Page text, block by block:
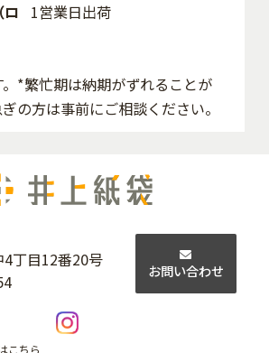
1営業日出荷
*繁忙期は納期がずれることが
の方は事前にご相談ください。
丁目12番20号
お問い合わせ
こちら